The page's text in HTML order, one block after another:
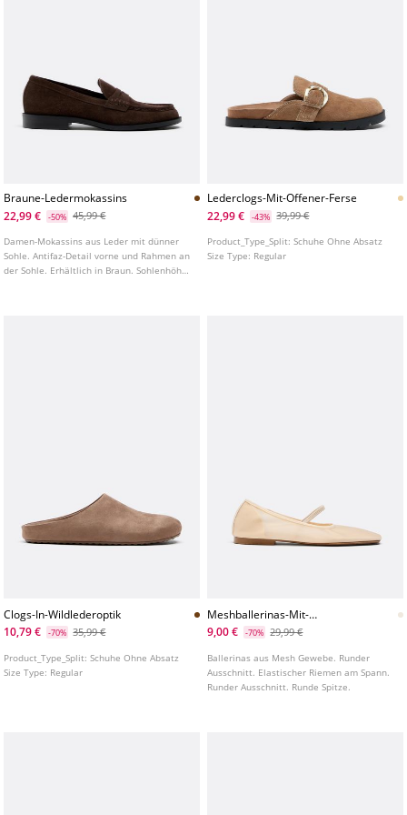
Braune-Ledermokassins
22,99 €
-50% 45,99 €
Damen-Mokassins aus Leder mit dünner
Sohle. Antifaz-Detail vorne und Rahmen an
der Sohle. Erhältlich in Braun. Sohlenhöhe:
Lederclogs-Mit-Offener-Ferse
22,99 €
-43% 39,99 €
Product_Type_Split:Schuhe Ohne Absatz
Size Type: Regular
Clogs-In-Wildlederoptik
10,79 €
-70% 35,99 €
Product_Type_Split:Schuhe Ohne Absatz
Size Type: Regular
Meshballerinas-Mit-
Elastischem-Riemen
9,00 € -70% 29,99 €
Ballerinas aus Mesh Gewebe. Runder
Ausschnitt. Elastischer Riemen am Spann.
Runder Ausschnitt. Runde Spitze.